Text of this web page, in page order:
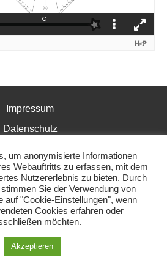
Impressum
Datenschutz
© 2026 Mathe Digital
um anonymisierte Informationen
Webauftritts zu erfassen, mit dem
Nutzererlebnis zu bieten. Durch
Sie der Verwendung von
auf "Cookie-Einstellungen", wenn
Cookies erfahren oder
möchten.
Akzeptieren